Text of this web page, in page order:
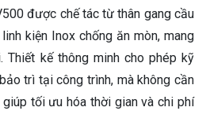
được chế tác từ thân gang cầu
kiện Inox chống ăn mòn, mang
kế thông minh cho phép kỹ
trì tại công trình, mà không cần
tối ưu hóa thời gian và chi phí